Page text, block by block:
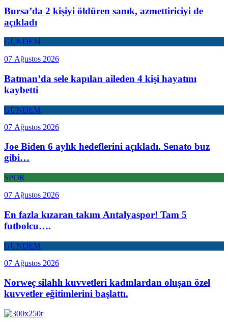
Bursa’da 2 kişiyi öldüren sanık, azmettiriciyi de
açıkladı
GÜNDEM
07 Ağustos 2026
Batman’da sele kapılan aileden 4 kişi hayatını
kaybetti
GÜNDEM
07 Ağustos 2026
Joe Biden 6 aylık hedeflerini açıkladı. Senato buz
gibi…
SPOR
07 Ağustos 2026
En fazla kızaran takım Antalyaspor! Tam 5
futbolcu….
GÜNDEM
07 Ağustos 2026
Norweç silahlı kuvvetleri kadınlardan oluşan özel
kuvvetler eğitimlerini başlattı.